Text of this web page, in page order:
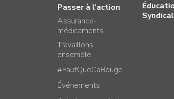
Passer à l’action
Assurance-
médicaments
Travaillons
ensemble
#FautQueCaBouge
Événements